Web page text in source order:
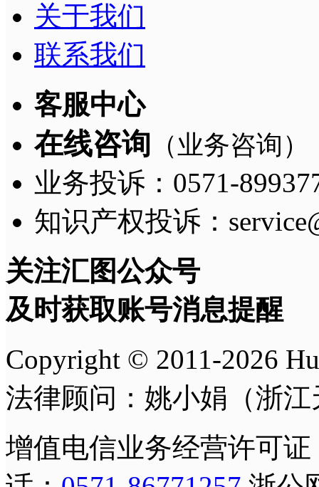
关于我们
联系我们
客服中心
在线咨询 （业务咨询）
业务投诉：0571-
知识产权投诉：
关注汇图公众号
及时获取账号消息提醒
Copyright © 2011-2026
法律顾问：姚小娟（浙
增值电信业务经营许可